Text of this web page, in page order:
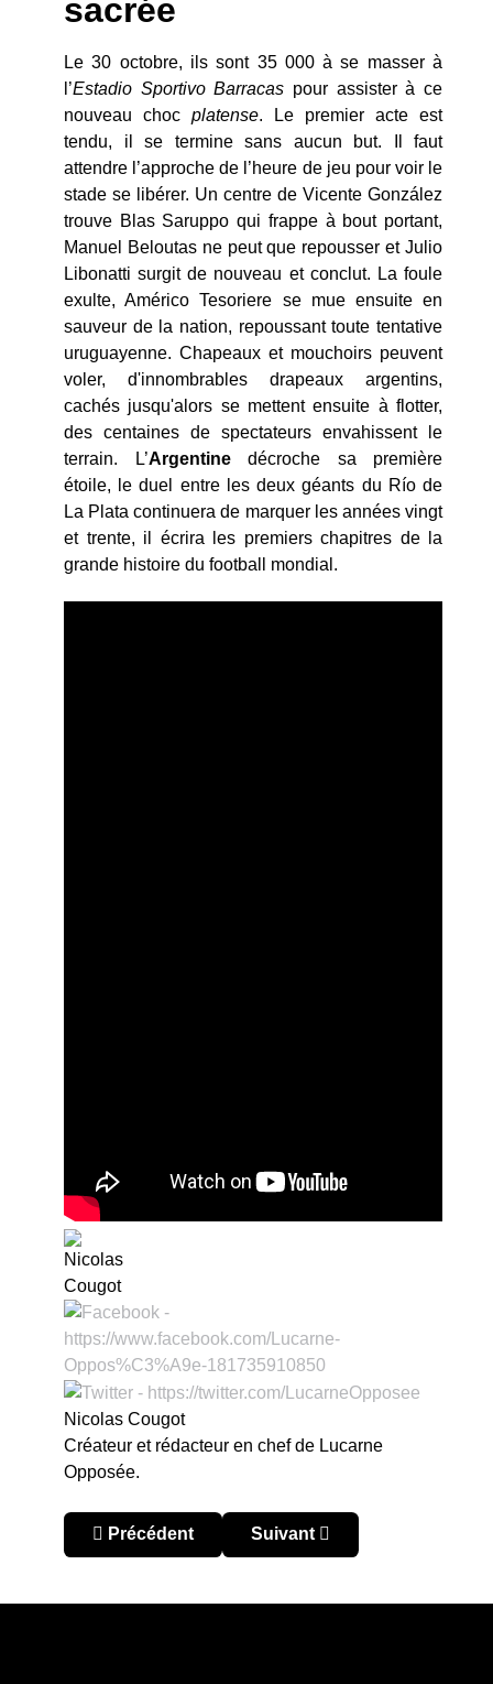
sacrée
Le 30 octobre, ils sont 35 000 à se masser à
l’Estadio Sportivo Barracas pour assister à ce
nouveau choc platense. Le premier acte est
tendu, il se termine sans aucun but. Il faut
attendre l’approche de l’heure de jeu pour voir le
stade se libérer. Un centre de Vicente González
trouve Blas Saruppo qui frappe à bout portant,
Manuel Beloutas ne peut que repousser et Julio
Libonatti surgit de nouveau et conclut. La foule
exulte, Américo Tesoriere se mue ensuite en
sauveur de la nation, repoussant toute tentative
uruguayenne. Chapeaux et mouchoirs peuvent
voler, d'innombrables drapeaux argentins,
cachés jusqu'alors se mettent ensuite à flotter,
des centaines de spectateurs envahissent le
terrain. L’Argentinedécroche sa première
étoile, le duel entre les deux géants du Río de
La Plata continuera de marquer les années vingt
et trente, il écrira les premiers chapitres de la
grande histoire du football mondial.
Nicolas Cougot
Créateur et rédacteur en chef de Lucarne
Opposée.
Article précédent : Copa América 2024 :
Précédent Article suivant : Copa
Suivant